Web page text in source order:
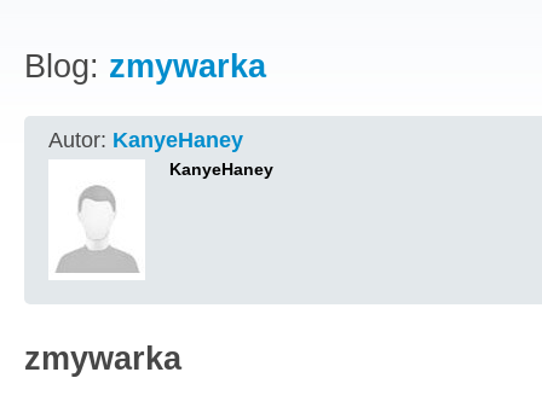
Blog: zmywarka
Autor: KanyeHaney
KanyeHaney
zmywarka